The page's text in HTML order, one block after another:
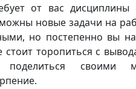
от вас дисциплины
новые задачи на
но постепенно вы
торопиться с
своими